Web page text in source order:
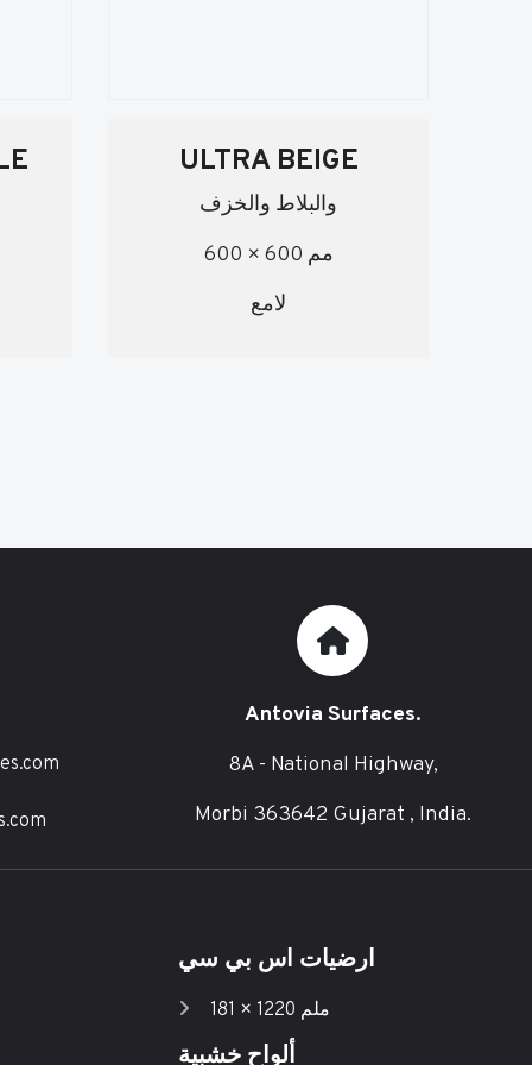
ULTRA BEIGE
والبلاط والخزف
600 × 600 مم
لامع
Antovia Surfaces.
8A - National Highway,
Morbi 363642 Gujarat , India.
ارضيات اس بي سي
181 × 1220 ملم
ألواح خشبية